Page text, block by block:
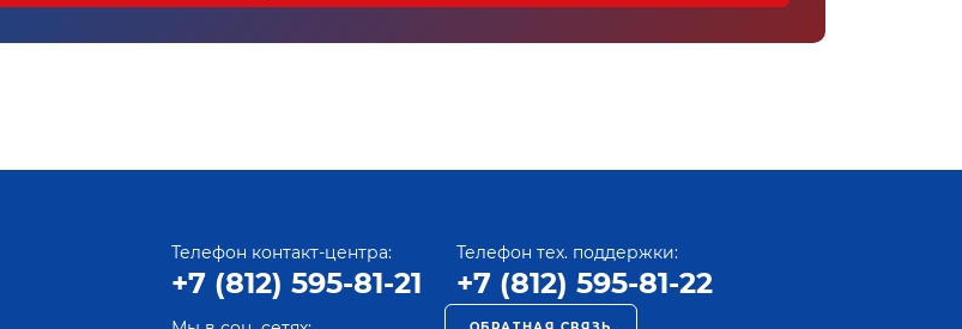
Телефон контакт-центра:
+7 (812) 595-81-21
Телефон тех. поддержки:
+7 (812) 595-81-22